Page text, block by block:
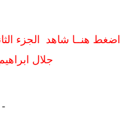
اضغط هنــا شاهد
الجزء
جلال
-